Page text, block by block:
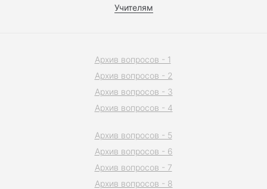
Учителям
Архив вопросов - 1
Архив вопросов - 2
Архив вопросов - 3
Архив вопросов - 4
Архив вопросов - 5
Архив вопросов - 6
Архив вопросов - 7
Архив вопросов - 8